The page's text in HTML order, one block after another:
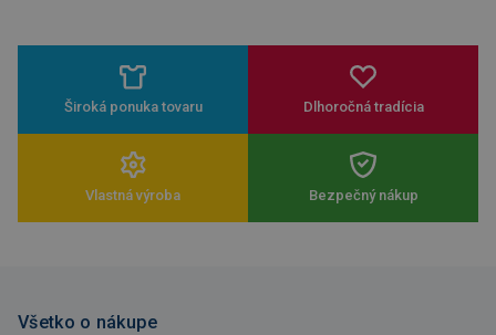
Široká ponuka tovaru Dlhoročná tradícia
Vlastná výroba Bezpečný nákup
Všetko o nákupe